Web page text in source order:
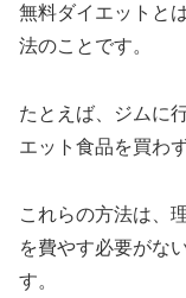
無料ダイエットと
法のことです。
たとえば、ジムに
エット食品を買わ
これらの方法は、
を費やす必要がな
す。